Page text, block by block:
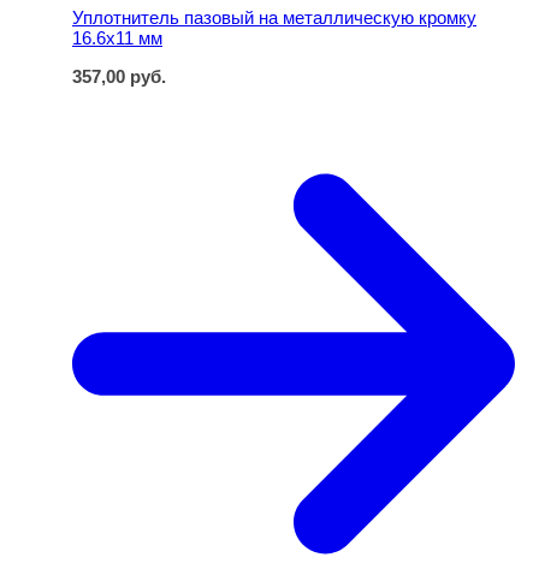
Уплотнитель пазовый на металлическую кромку
16.6х11 мм
357,00 руб.